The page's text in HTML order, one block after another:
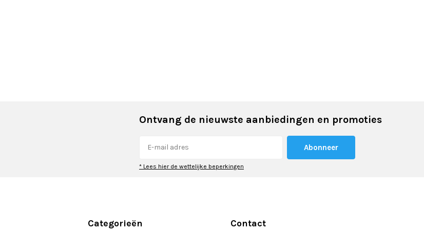
Ontvang de nieuwste aanbiedingen en promoties
Abonneer
* Lees hier de wettelijke beperkingen
Categorieën Contact